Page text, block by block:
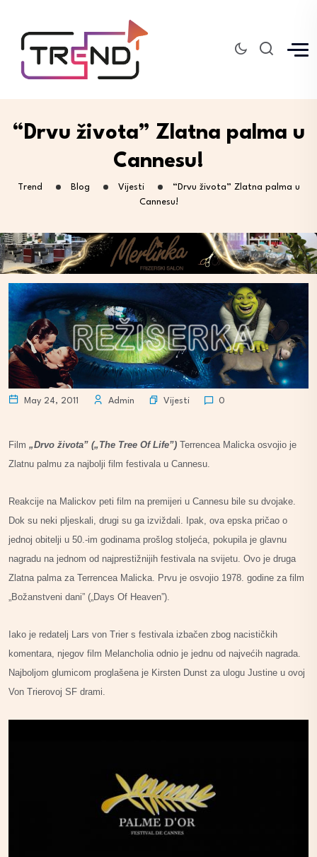
“Drvu života” Zlatna palma u
Cannesu!
Trend Blog Vijesti
“Drvu života” Zlatna palma u
Cannesu!
May 24, 2011 Admin Vijesti 0
Film „Drvo života” („The Tree Of Life”) Terrencea Malicka osvojio je
Zlatnu palmu za najbolji film festivala u Cannesu.
Reakcije na Malickov peti film na premijeri u Cannesu bile su dvojake.
Dok su neki pljeskali, drugi su ga izviždali. Ipak, ova epska pričao o
jednoj obitelji u 50.-im godinama prošlog stoljeća, pokupila je glavnu
nagradu na jednom od najprestižnijih festivala na svijetu. Ovo je druga
Zlatna palma za Terrencea Malicka. Prvu je osvojio 1978. godine za film
„Božanstveni dani” („Days Of Heaven”).
Iako je redatelj Lars von Trier s festivala izbačen zbog nacističkih
komentara, njegov film Melancholia odnio je jednu od najvećih nagrada.
Najboljom glumicom proglašena je Kirsten Dunst za ulogu Justine u ovoj
Von Trierovoj SF drami.